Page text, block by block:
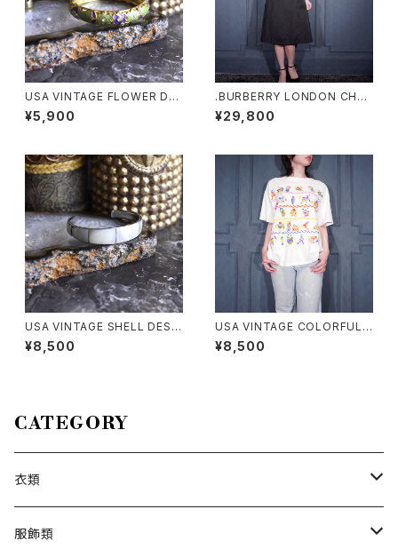
USA VINTAGE FLOWER DE
SIGN METAL BANGLE/アメリ
カ古着お花デザインメタルバン
¥5,900
.BURBERRY LONDON CHEC
K PATTERNED TRENCH CO
AT LIKE DESIGN BELTED N
チコート風ベルテッドデザインノ
ースリーブワンピース 200000
0076553
¥29,800
USA VINTAGE SHELL DESI
GN BANGLE/アメリカ古着シェ
ルデザインバングル
¥8,500
USA VINTAGE COLORFUL F
UNNY FISH PRINT DESIGN
T SHIRT/アメリカ古着カラフル
¥8,500
CATEGORY
衣類
トップス
服飾類